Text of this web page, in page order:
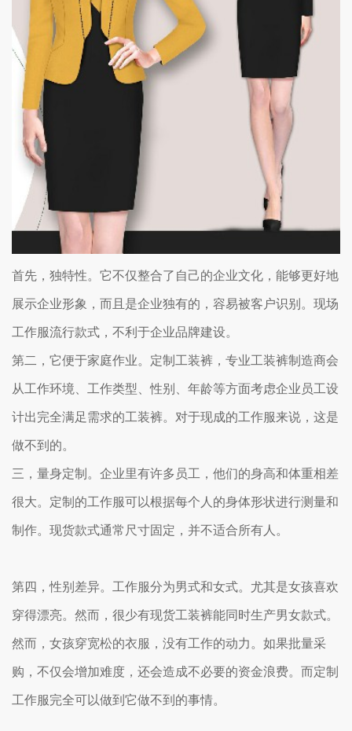
首先，独特性。它不仅整合了自己的企业文化，能够更好地
展示企业形象，而且是企业独有的，容易被客户识别。现场
工作服流行款式，不利于企业品牌建设。
第二，它便于家庭作业。定制工装裤，专业工装裤制造商会
从工作环境、工作类型、性别、年龄等方面考虑企业员工设
计出完全满足需求的工装裤。对于现成的工作服来说，这是
做不到的。
三，量身定制。企业里有许多员工，他们的身高和体重相差
很大。定制的工作服可以根据每个人的身体形状进行测量和
制作。现货款式通常尺寸固定，并不适合所有人。
第四，性别差异。工作服分为男式和女式。尤其是女孩喜欢
穿得漂亮。然而，很少有现货工装裤能同时生产男女款式。
然而，女孩穿宽松的衣服，没有工作的动力。如果批量采
购，不仅会增加难度，还会造成不必要的资金浪费。而定制
工作服完全可以做到它做不到的事情。